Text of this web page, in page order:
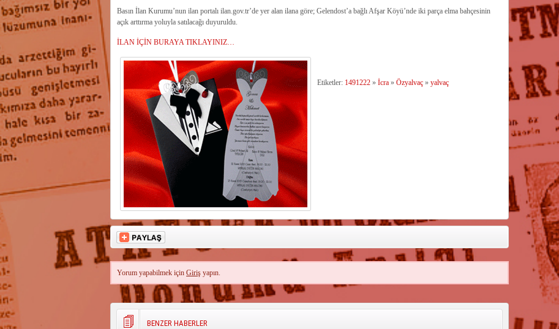
Festivalde sünnet şöleni gerçekleştirildi
Basın İlan Kurumu’nun ilan portalı ilan.gov.tr’de yer alan ilana göre; Gelendost’a bağlı Afşar Köyü’nde iki parça elma bahçesinin
açık arttırma yoluyla satılacağı duyuruldu.
İLAN İÇİN BURAYA TIKLAYINIZ…
Etiketler: 1491222» İcra» Özyalvaç» yalvaç
Yorum yapabilmek içinGiriş yapın.
BENZER HABERLER